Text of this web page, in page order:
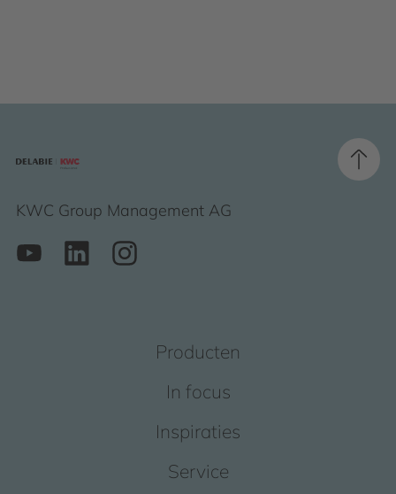
KWC Group Management AG
Producten
In focus
Inspiraties
Service